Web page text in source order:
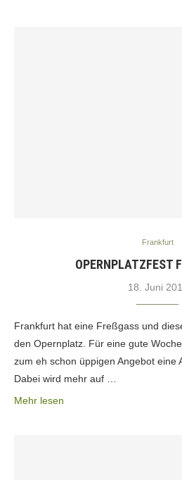
Frankfurt
OPERNPLATZFEST
18. Juni
Frankfurt hat eine Freßgass und
den Opernplatz. Für eine gute
zum eh schon üppigen Angebot eine
Dabei wird mehr auf …
Mehr lesen